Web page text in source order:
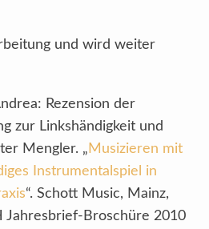
und wird weiter
Rezension der
zur Linkshändigkeit und
Mengler. „ Musizieren mit
Instrumentalspiel in
“. Schott Music, Mainz,
Jahresbrief-Broschüre 2010